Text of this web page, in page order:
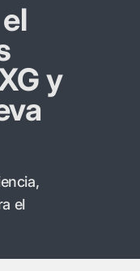
y
el